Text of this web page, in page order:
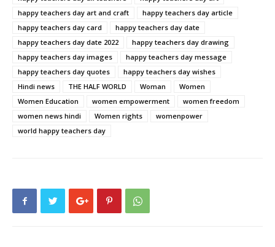
happy teachers day art and craft
happy teachers day article
happy teachers day card
happy teachers day date
happy teachers day date 2022
happy teachers day drawing
happy teachers day images
happy teachers day message
happy teachers day quotes
happy teachers day wishes
Hindi news
THE HALF WORLD Woman
Women
Women Education
women empowerment
women freedom
women news hindi
Women rights
womenpower
world happy teachers day